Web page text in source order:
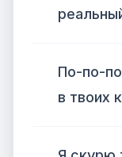
По-по-
в твоих